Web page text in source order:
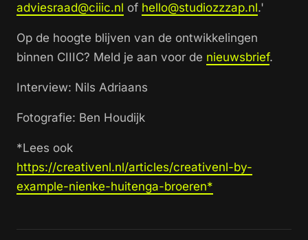
adviesraad@ciiic.nl of hello@studiozzzap.nl.'
Op de hoogte blijven van de ontwikkelingen
binnen CIIIC? Meld je aan voor de nieuwsbrief.
Interview: Nils Adriaans
Fotografie: Ben Houdijk
*Lees ook
https://creativenl.nl/articles/creativenl-by-
example-nienke-huitenga-broeren*